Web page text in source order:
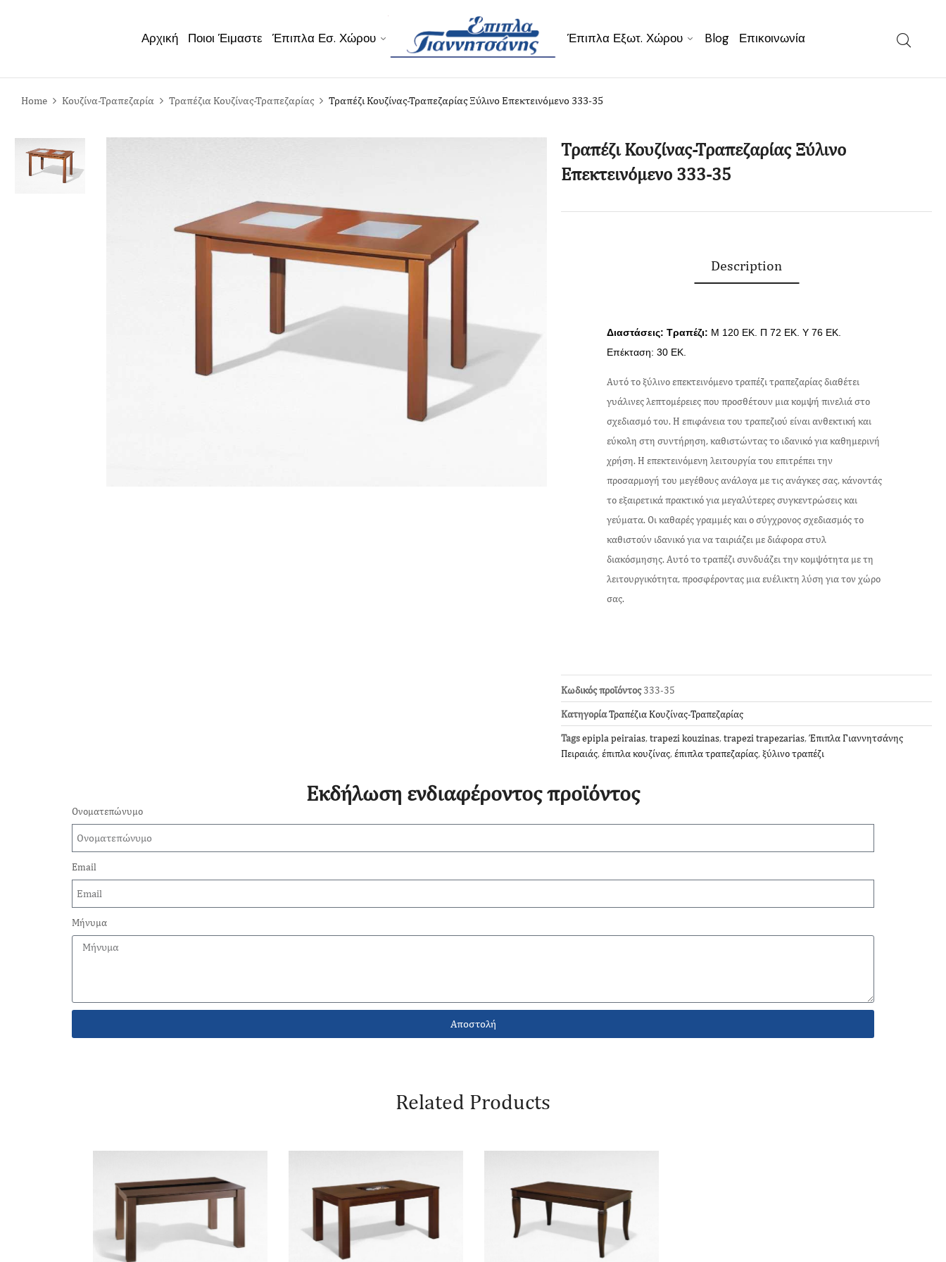
Αρχική Ποιοι Έιμαστε Έπιπλα Εσ. Χώρου Έπιπλα Εξωτ. Χώρου Blog Επικοινωνία
Home Κουζίνα-Τραπεζαρία Τραπέζια Κουζίνας-Τραπεζαρίας Τραπέζι Κουζίνας-Τραπεζαρίας Ξύλινο Επεκτεινόμενο 333-35
Τραπέζι Κουζίνας-Τραπεζαρίας Ξύλινο
Επεκτεινόμενο 333-35
Description
Διαστάσεις: Τραπέζι: Μ 120 EK. Π 72 ΕΚ.Υ 76 ΕΚ.
Επέκταση: 30 ΕΚ.
Αυτό το ξύλινο επεκτεινόμενο τραπέζι τραπεζαρίας διαθέτει
γυάλινες λεπτομέρειες που προσθέτουν μια κομψή πινελιά στο
σχεδιασμό του. Η επιφάνεια του τραπεζιού είναι ανθεκτική και
εύκολη στη συντήρηση, καθιστώντας το ιδανικό για καθημερινή
χρήση. Η επεκτεινόμενη λειτουργία του επιτρέπει την
προσαρμογή του μεγέθους ανάλογα με τις ανάγκες σας, κάνοντάς
το εξαιρετικά πρακτικό για μεγαλύτερες συγκεντρώσεις και
γεύματα. Οι καθαρές γραμμές και ο σύγχρονος σχεδιασμός το
καθιστούν ιδανικό για να ταιριάζει με διάφορα στυλ
διακόσμησης. Αυτό το τραπέζι συνδυάζει την κομψότητα με τη
λειτουργικότητα, προσφέροντας μια ευέλικτη λύση για τον χώρο
σας.
Κωδικός προϊόντος333-35
ΚατηγορίαΤραπέζια Κουζίνας-Τραπεζαρίας
Tagsepipla peiraias,trapezi kouzinas,trapezi trapezarias,Έπιπλα Γιαννητσάνης
Πειραιάς,έπιπλα κουζίνας,έπιπλα τραπεζαρίας,ξύλινο τραπέζι
Εκδήλωση ενδιαφέροντος προϊόντος
Ονοματεπώνυμο
Email
Μήνυμα
Αποστολή
Related Products